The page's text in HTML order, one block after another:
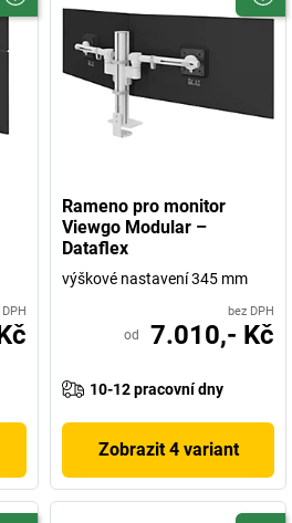
Rameno pro monitor
Viewgo Modular –
Dataflex
výškové nastavení 345 mm
bez DPH
od 7.010,- Kč
10-12 pracovní dny
Zobrazit 4 variant